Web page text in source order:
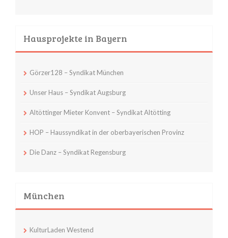
Hausprojekte in Bayern
Görzer128 – Syndikat München
Unser Haus – Syndikat Augsburg
Altöttinger Mieter Konvent – Syndikat Altötting
HOP – Haussyndikat in der oberbayerischen Provinz
Die Danz – Syndikat Regensburg
München
KulturLaden Westend